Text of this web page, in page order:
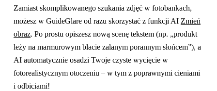
Zamiast skomplikowanego szukania zdjęć w fotobankach,
możesz w GuideGlare od razu skorzystać z funkcji AI Zmień
obraz. Po prostu opiszesz nową scenę tekstem (np. „produkt
leży na marmurowym blacie zalanym porannym słońcem”), a
AI automatycznie osadzi Twoje czyste wycięcie w
fotorealistycznym otoczeniu – w tym z poprawnymi cieniami
i odbiciami!